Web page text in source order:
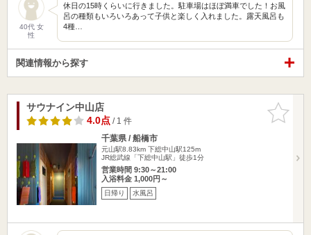
40代 女
性
休日の15時くらいに行きました。駐車場はほぼ満車でした！お風
呂の種類もいろいろあって子供と楽しく入れました。露天風呂も
4種…
関連情報から探す
お気に入
りに追加
サウナイン中山店
4.0点/ 1 件
千葉県 / 船橋市
元山駅8.83km 下総中山駅125m
JR総武線「下総中山駅」徒歩1分
営業時間 9:30～21:00
入浴料金 1,000円～
日帰り 水風呂